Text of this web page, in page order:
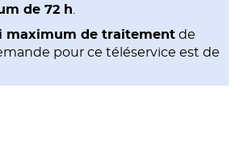
de 72 h
maximum de traitement de
pour ce téléservice est de